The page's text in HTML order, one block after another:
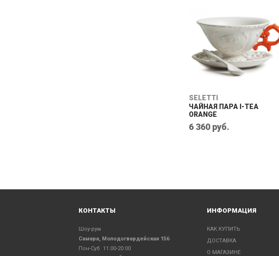
SELETTI
ЧАЙНАЯ ПАРА I-TEA
ORANGE
6 360 руб.
КОНТАКТЫ
Шоу-рум
Самара, Молодогвардейская 156
Пон-Суб 11:00-20:00
ИНФОРМАЦИЯ
КАК КУПИТЬ
ДОСТАВКА
О МАГАЗИНЕ